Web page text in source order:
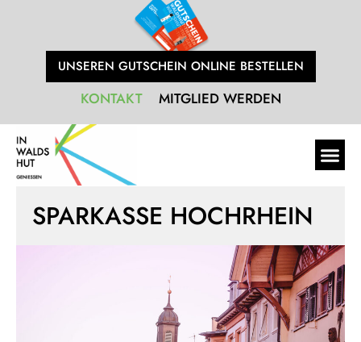
UNSEREN GUTSCHEIN ONLINE BESTELLEN
KONTAKT MITGLIED WERDEN
SPARKASSE HOCHRHEIN